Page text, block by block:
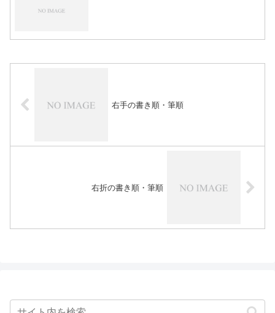
右手の書き順・筆順
右折の書き順・筆順